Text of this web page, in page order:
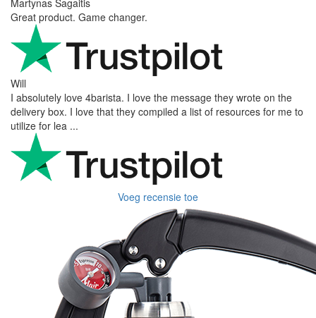
Martynas Sagaitis
Great product. Game changer.
Will
I absolutely love 4barista. I love the message they wrote on the
delivery box. I love that they compiled a list of resources for me to
utilize for lea ...
Voeg recensie toe